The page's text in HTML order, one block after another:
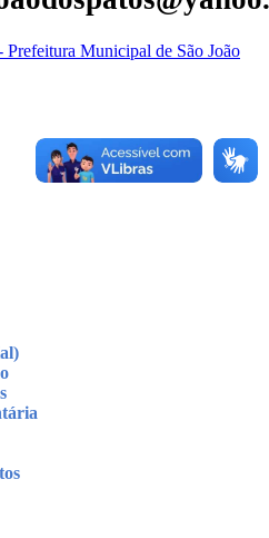
Prefeitura Municipal de São João